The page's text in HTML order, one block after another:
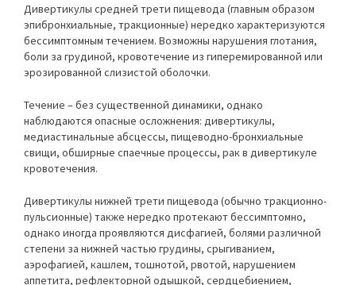
Дивертикулы средней трети пищевода (главным образом
эпибронхиальные, тракционные) нередко характеризуются
бессимптомным течением. Возможны нарушения глотания,
боли за грудиной, кровотечение из гиперемированной или
эрозированной слизистой оболочки.
Течение – без существенной динамики, однако
наблюдаются опасные осложнения: дивертикулы,
медиастинальные абсцессы, пищеводно-бронхиальные
свищи, обширные спаечные процессы, рак в дивертикуле
кровотечения.
Дивертикулы нижней трети пищевода (обычно тракционно-
пульсионные) также нередко протекают бессимптомно,
однако иногда проявляются дисфагией, болями различной
степени за нижней частью грудины, срыгиванием,
аэрофагией, кашлем, тошнотой, рвотой, нарушением
аппетита, рефлекторной одышкой, сердцебиением,